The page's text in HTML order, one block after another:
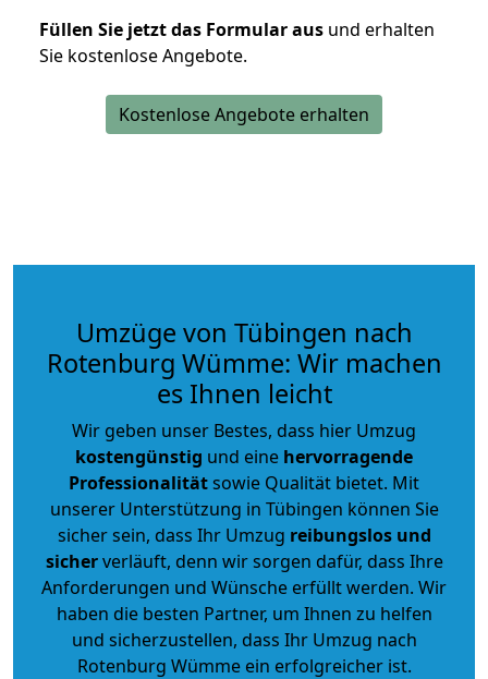
Füllen Sie jetzt das Formular aus und erhalten
Sie kostenlose Angebote.
Kostenlose Angebote erhalten
Umzüge von Tübingen nach
Rotenburg Wümme: Wir machen
es Ihnen leicht
Wir geben unser Bestes, dass hier Umzug
kostengünstig und eine hervorragende
Professionalitätsowie Qualität bietet. Mit
unserer Unterstützung in Tübingen können Sie
sicher sein, dass Ihr Umzug reibungslos und
sicherverläuft, denn wir sorgen dafür, dass Ihre
Anforderungen und Wünsche erfüllt werden. Wir
haben die besten Partner, um Ihnen zu helfen
und sicherzustellen, dass Ihr Umzug nach
Rotenburg Wümme ein erfolgreicher ist.